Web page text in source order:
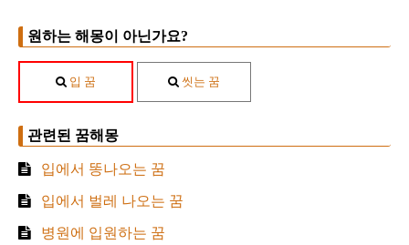
원하는 해몽이 아닌가요?
입 꿈 씻는 꿈
관련된 꿈해몽
입에서 똥나오는 꿈
입에서 벌레 나오는 꿈
병원에 입원하는 꿈